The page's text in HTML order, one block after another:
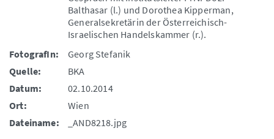
Balthasar (l.) und Dorothea Kipperman,
Generalsekretärin der Österreichisch-
Israelischen Handelskammer (r.).
FotografIn:
Georg Stefanik
Quelle:
BKA
Datum:
02.10.2014
Ort:
Wien
Dateiname:
_AND8218.jpg